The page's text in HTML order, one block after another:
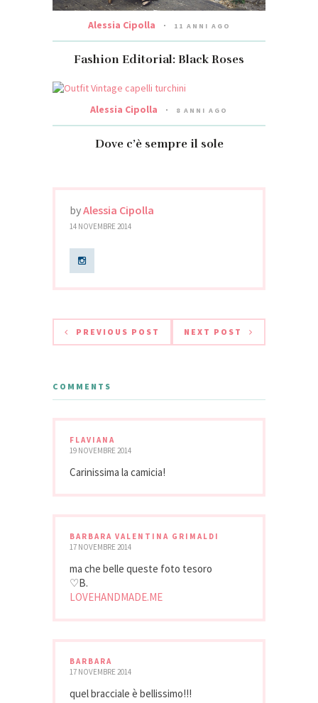
Alessia Cipolla 11 ANNI AGO
Fashion Editorial: Black Roses
Alessia Cipolla 8 ANNI AGO
Dove c’è sempre il sole
byAlessia Cipolla
14 NOVEMBRE 2014
PREVIOUS POST NEXT POST
COMMENTS
FLAVIANA
19 NOVEMBRE 2014
Carinissima la camicia!
BARBARA VALENTINA GRIMALDI
17 NOVEMBRE 2014
ma che belle queste foto tesoro
♡B.
LOVEHANDMADE.ME
BARBARA
17 NOVEMBRE 2014
quel bracciale è bellissimo!!!